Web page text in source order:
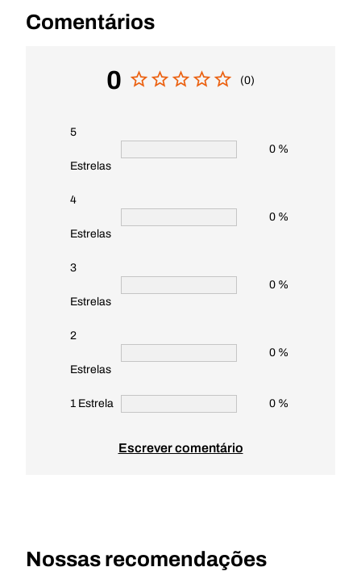
Comentários
0 (0)
5
Estrelas
0 %
4
Estrelas
0 %
3
Estrelas
0 %
2
Estrelas
0 %
1 Estrela 0 %
Escrever comentário
Nossas recomendações